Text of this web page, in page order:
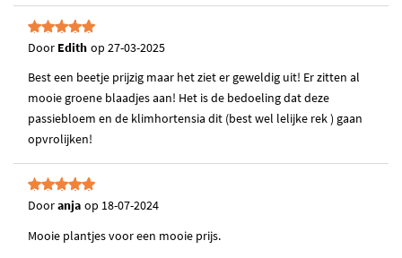
ondersteuning bij nodig. Laat hem tegen een klimrek of een
schutting klimmen.
Lichtbehoefte:Zet de Passiebloem in de zon of in de
halfschaduw. Zorg er wel voor dat de plant niet de hele dag in
de volle zon staat.
Water geven:De Passiflora Caerulea heeft ongeveer één à twee
keer per week water nodig. Tijdens extreem warme
checken op uitdroging.
Door Edith op 27-03-2025
Best een beetje prijzig maar het ziet er geweldig uit! Er zitten al
mooie groene blaadjes aan! Het is de bedoeling dat deze
passiebloem en de klimhortensia dit (best wel lelijke rek ) gaan
opvrolijken!
Dooranja op 18-07-2024
Mooie plantjes voor een mooie prijs.